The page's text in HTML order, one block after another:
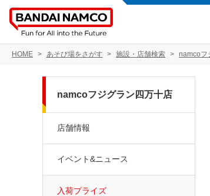
HOME あそび場をさがす 施設・店舗検索 namcoフ
namcoフジグラン四万十店
店舗情報
イベント&ニュース
入荷プライズ